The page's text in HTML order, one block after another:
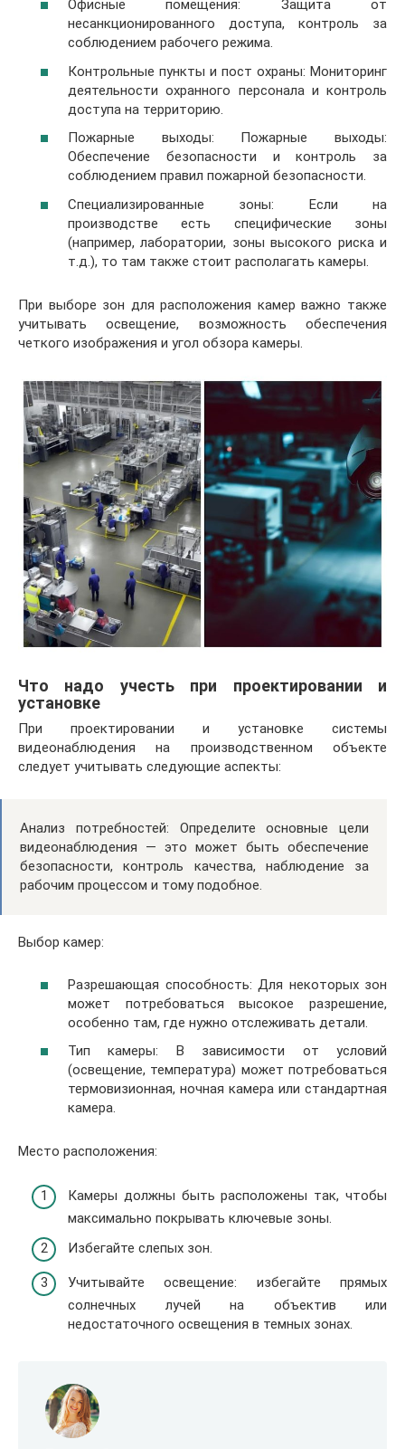
Офисные помещения: Защита от
несанкционированного доступа, контроль за
соблюдением рабочего режима.
Контрольные пункты и пост охраны: Мониторинг
деятельности охранного персонала и контроль
доступа на территорию.
Пожарные выходы: Пожарные выходы:
Обеспечение безопасности и контроль за
соблюдением правил пожарной безопасности.
Специализированные зоны: Если на
производстве есть специфические зоны
(например, лаборатории, зоны высокого риска и
т.д.), то там также стоит располагать камеры.
При выборе зон для расположения камер важно также
учитывать освещение, возможность обеспечения
четкого изображения и угол обзора камеры.
Что надо учесть при проектировании и
установке
При проектировании и установке системы
видеонаблюдения на производственном объекте
следует учитывать следующие аспекты:
Анализ потребностей: Определите основные цели
видеонаблюдения — это может быть обеспечение
безопасности, контроль качества, наблюдение за
рабочим процессом и тому подобное.
Выбор камер:
Разрешающая способность: Для некоторых зон
может потребоваться высокое разрешение,
особенно там, где нужно отслеживать детали.
Тип камеры: В зависимости от условий
(освещение, температура) может потребоваться
термовизионная, ночная камера или стандартная
камера.
Место расположения:
Камеры должны быть расположены так, чтобы
максимально покрывать ключевые зоны.
Избегайте слепых зон.
Учитывайте освещение: избегайте прямых
солнечных лучей на объектив или
недостаточного освещения в темных зонах.